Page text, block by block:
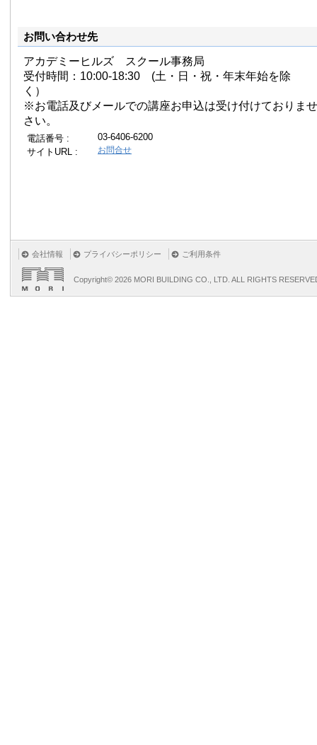
お問い合わせ先
アカデミーヒルズ スクール事務局
受付時間：10:00-18:30 (土・日・祝・年末年始を除
く）
※お電話及びメールでの講座お申込は受け付けておりま
さい。
電話番号 :
03-6406-6200
サイトURL :
お問合せ
会社情報 プライバシーポリシー ご利用条件
Copyright© 2026 MORI BUILDING CO., LTD. ALL RIGHTS